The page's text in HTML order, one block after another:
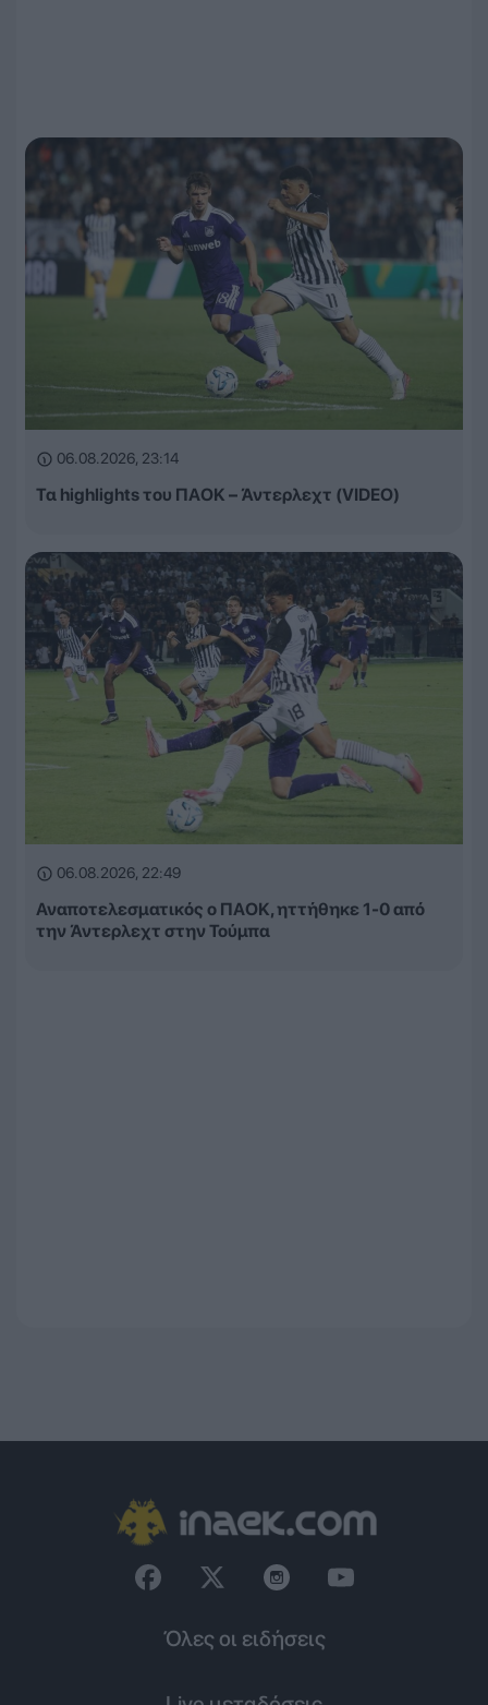
06.08.2026, 23:14
Τα highlights του ΠΑΟΚ – Άντερλεχτ (VIDEO)
06.08.2026, 22:49
Αναποτελεσματικός ο ΠΑΟΚ, ηττήθηκε 1-0 από
την Άντερλεχτ στην Τούμπα
Όλες οι ειδήσεις